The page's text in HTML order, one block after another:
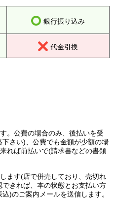
銀行振り込み
代金引換
。公費の場合のみ、後払いを受
さい)、公費でも金額が少額の場
れば前払いで(請求書などの書類
ます(店で併売しており、売切れ
きれば、本の状態とお支払い方
)のご案内メールを送信します。